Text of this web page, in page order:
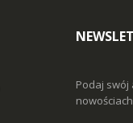
Podaj swój